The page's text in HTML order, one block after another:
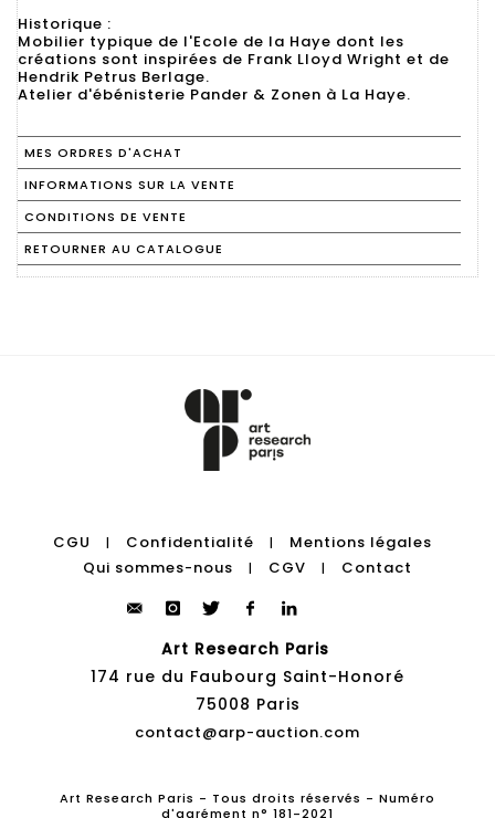
Historique :
Mobilier typique de l'Ecole de la Haye dont les
créations sont inspirées de Frank Lloyd Wright et de
Hendrik Petrus Berlage.
Atelier d'ébénisterie Pander & Zonen à La Haye.
MES ORDRES D'ACHAT
INFORMATIONS SUR LA VENTE
CONDITIONS DE VENTE
RETOURNER AU CATALOGUE
CGU | Confidentialité |
Mentions légales
Qui sommes-nous
| CGV | Contact
Art Research Paris
174 rue du Faubourg Saint-Honoré
75008 Paris
contact@arp-auction.com
Art Research Paris - Tous droits réservés - Numéro
d'agrément n° 181-2021